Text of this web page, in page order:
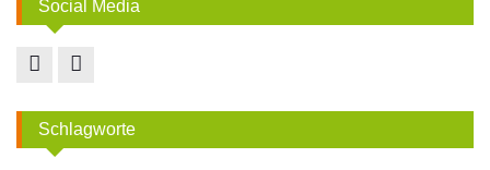
Social Media
Schlagworte